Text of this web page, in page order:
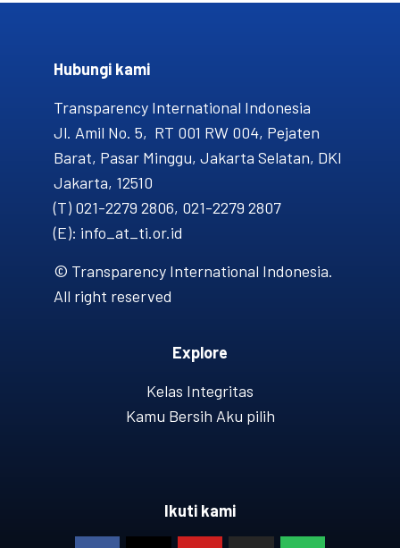
Hubungi kami​
Transparency International Indonesia
Jl. Amil No. 5, RT 001 RW 004, Pejaten
Barat, Pasar Minggu, Jakarta Selatan, DKI
Jakarta, 12510
(T) 021-2279 2806, 021-2279 2807
(E): info_at_ti.or.id
© Transparency International Indonesia.
All right reserved
Explore
Kelas Integritas
Kamu Bersih Aku pilih
Ikuti kami